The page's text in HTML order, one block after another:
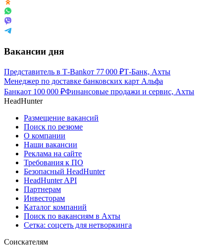
Вакансии дня
Представитель в Т-Bankот 77 000 ₽Т-Банк, Ахты
Менеджер по доставке банковских карт Альфа
Банкаот 100 000 ₽Финансовые продажи и сервис, Ахты
HeadHunter
Размещение вакансий
Поиск по резюме
О компании
Наши вакансии
Реклама на сайте
Требования к ПО
Безопасный HeadHunter
HeadHunter API
Партнерам
Инвесторам
Каталог компаний
Поиск по вакансиям в Ахты
Сетка: соцсеть для нетворкинга
Соискателям